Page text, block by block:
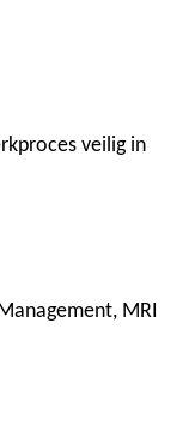
veilig in
MRI